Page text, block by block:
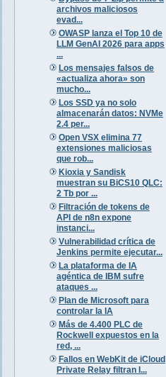
archivos maliciosos
evad...
OWASP lanza el Top 10 de
LLM GenAI 2026 para apps
...
Los mensajes falsos de
«actualiza ahora» son
mucho...
Los SSD ya no solo
almacenarán datos: NVMe
2.4 per...
Open VSX elimina 77
extensiones maliciosas
que rob...
Kioxia y Sandisk
muestran su BiCS10 QLC:
2 Tb por ...
Filtración de tokens de
API de n8n expone
instanci...
Vulnerabilidad crítica de
Jenkins permite ejecutar...
La plataforma de IA
agéntica de IBM sufre
ataques ...
Plan de Microsoft para
controlar la IA
Más de 4.400 PLC de
Rockwell expuestos en la
red, ...
Fallos en WebKit de iCloud
Private Relay filtran I...